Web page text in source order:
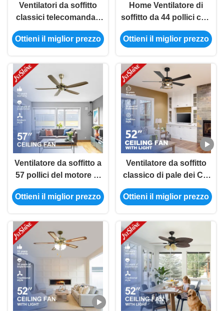
Ventilatori da soffitto
classici telecomandati
del motore silenzioso
con le cinque pale
Ottieni il miglior prezzo
Home Ventilatore di
soffitto da 44 pollici con
commutatore a catena
di luce e trazione 45W
Ottieni il miglior prezzo
Ventilatore da soffitto a
57 pollici del motore di
CC di basso profilo
della fattoria con
Ottieni il miglior prezzo
Ventilatore da soffitto
classico di pale dei CB
SAA ETL 5 con luce per
il salone
Ottieni il miglior prezzo